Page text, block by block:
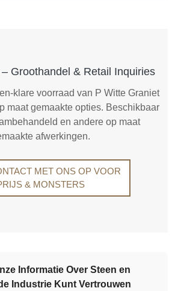
Groothandel & Retail Inquiries
klare voorraad van P Witte Graniet
maat gemaakte opties. Beschikbaar
en andere op maat
afwerkingen.
MET ONS OP VOOR
& MONSTERS
Informatie Over Steen en
Industrie Kunt Vertrouwen